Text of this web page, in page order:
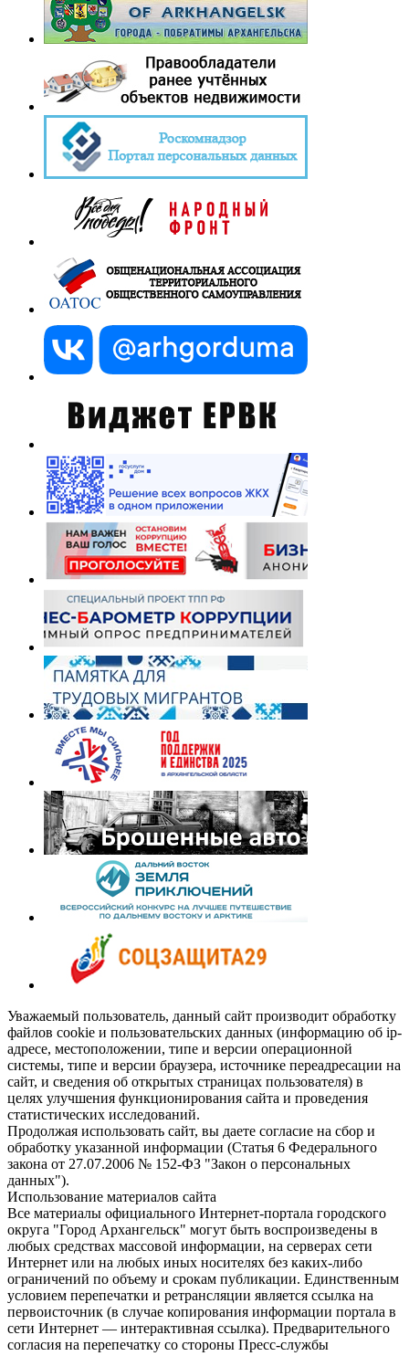
Уважаемый пользователь, данный сайт производит обработку
файлов cookie и пользовательских данных (информацию об ip-
адресе, местоположении, типе и версии операционной
системы, типе и версии браузера, источнике переадресации на
сайт, и сведения об открытых страницах пользователя) в
целях улучшения функционирования сайта и проведения
статистических исследований.
Продолжая использовать сайт, вы даете согласие на сбор и
обработку указанной информации (Статья 6 Федерального
закона от 27.07.2006 № 152-ФЗ "Закон о персональных
данных").
Использование материалов сайта
Все материалы официального Интернет-портала городского
округа "Город Архангельск" могут быть воспроизведены в
любых средствах массовой информации, на серверах сети
Интернет или на любых иных носителях без каких-либо
ограничений по объему и срокам публикации. Единственным
условием перепечатки и ретрансляции является ссылка на
первоисточник (в случае копирования информации портала в
сети Интернет — интерактивная ссылка). Предварительного
согласия на перепечатку со стороны Пресс-службы